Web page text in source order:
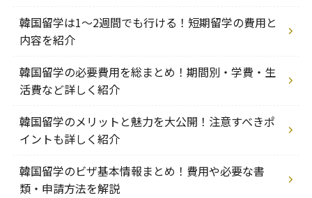
韓国留学は1～2週間でも行ける！短期留学の費用と
内容を紹介
韓国留学の必要費用を総まとめ！期間別・学費・生
活費など詳しく紹介
韓国留学のメリットと魅力を大公開！注意すべきポ
イントも詳しく紹介
韓国留学のビザ基本情報まとめ！費用や必要な書
類・申請方法を解説